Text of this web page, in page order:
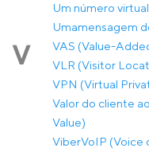
Um número
Umamensagem
V
VAS (Value-
VLR (Visitor
VPN (Virtual
Valor do cliente
Value)
ViberVoIP (Voice